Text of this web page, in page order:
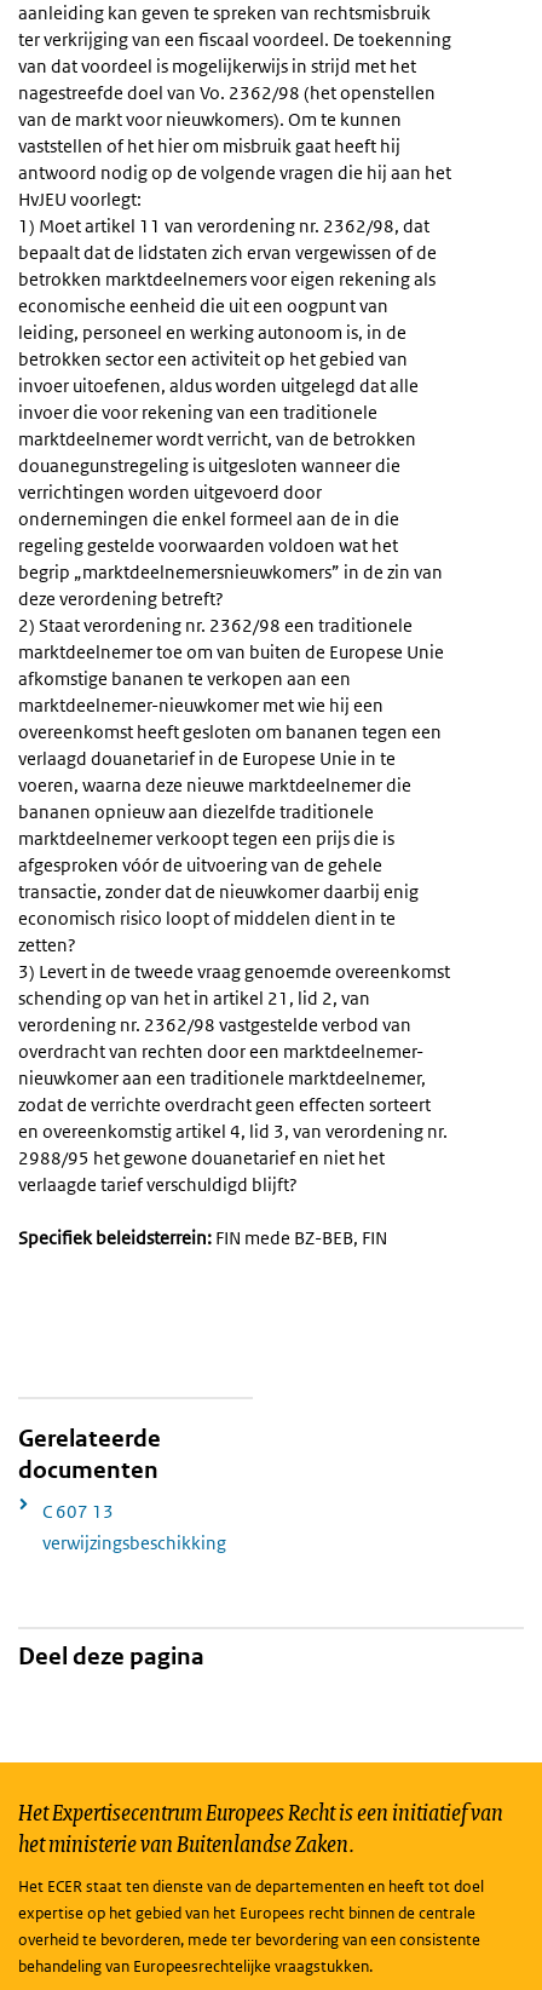
aanleiding kan geven te spreken van rechtsmisbruik
ter verkrijging van een fiscaal voordeel. De toekenning
van dat voordeel is mogelijkerwijs in strijd met het
nagestreefde doel van Vo. 2362/98 (het openstellen
van de markt voor nieuwkomers). Om te kunnen
vaststellen of het hier om misbruik gaat heeft hij
antwoord nodig op de volgende vragen die hij aan het
HvJEU voorlegt:
1) Moet artikel 11 van verordening nr. 2362/98, dat
bepaalt dat de lidstaten zich ervan vergewissen of de
betrokken marktdeelnemers voor eigen rekening als
economische eenheid die uit een oogpunt van
leiding, personeel en werking autonoom is, in de
betrokken sector een activiteit op het gebied van
invoer uitoefenen, aldus worden uitgelegd dat alle
invoer die voor rekening van een traditionele
marktdeelnemer wordt verricht, van de betrokken
douanegunstregeling is uitgesloten wanneer die
verrichtingen worden uitgevoerd door
ondernemingen die enkel formeel aan de in die
regeling gestelde voorwaarden voldoen wat het
begrip „marktdeelnemersnieuwkomers” in de zin van
deze verordening betreft?
2) Staat verordening nr. 2362/98 een traditionele
marktdeelnemer toe om van buiten de Europese Unie
afkomstige bananen te verkopen aan een
marktdeelnemer-nieuwkomer met wie hij een
overeenkomst heeft gesloten om bananen tegen een
verlaagd douanetarief in de Europese Unie in te
voeren, waarna deze nieuwe marktdeelnemer die
bananen opnieuw aan diezelfde traditionele
marktdeelnemer verkoopt tegen een prijs die is
afgesproken vóór de uitvoering van de gehele
transactie, zonder dat de nieuwkomer daarbij enig
economisch risico loopt of middelen dient in te
zetten?
3) Levert in de tweede vraag genoemde overeenkomst
schending op van het in artikel 21, lid 2, van
verordening nr. 2362/98 vastgestelde verbod van
overdracht van rechten door een marktdeelnemer-
nieuwkomer aan een traditionele marktdeelnemer,
zodat de verrichte overdracht geen effecten sorteert
en overeenkomstig artikel 4, lid 3, van verordening nr.
2988/95 het gewone douanetarief en niet het
verlaagde tarief verschuldigd blijft?
Specifiek beleidsterrein: FIN mede BZ-BEB, FIN
Gerelateerde
documenten
C 607 13
verwijzingsbeschikking
Deel deze pagina
Het Expertisecentrum Europees Recht is een initiatief van
het ministerie van Buitenlandse Zaken.
Het ECER staat ten dienste van de departementen en heeft tot doel
expertise op het gebied van het Europees recht binnen de centrale
overheid te bevorderen, mede ter bevordering van een consistente
behandeling van Europeesrechtelijke vraagstukken.